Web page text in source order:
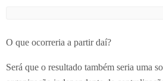
O que ocorreria a partir daí?
Será que o resultado também seria uma